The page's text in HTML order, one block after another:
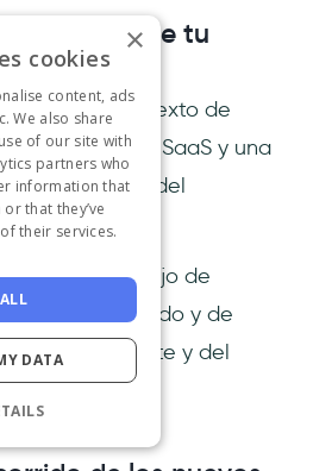
del éxito de tu
en un contexto de
problema en SaaS y una
analfabetismo del
hitos en tu flujo de
por separado y de
éxito del cliente y del
×
cookies
content, ads
We also share
of our site with
partners who
information that
that they’ve
their services.
DATA